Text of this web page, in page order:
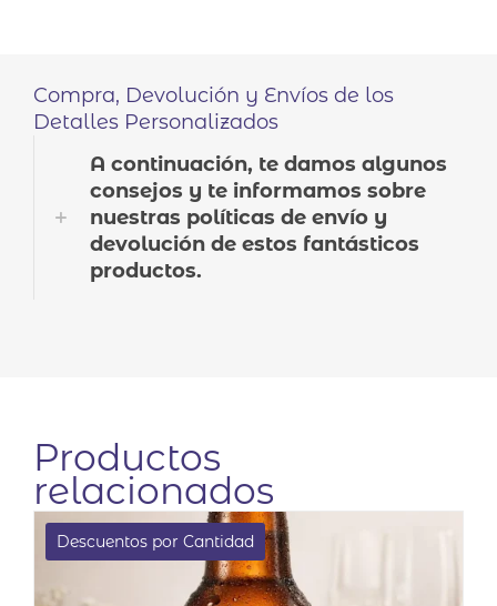
Compra, Devolución y Envíos de los
Detalles Personalizados
A continuación, te damos algunos
consejos y te informamos sobre
nuestras políticas de envío y
devolución de estos fantásticos
productos.
Productos
relacionados
Descuentos por Cantidad